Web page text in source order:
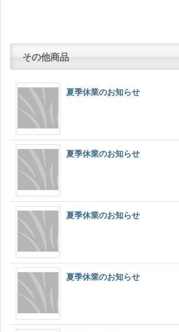
その他商品
夏季休業のお知らせ
夏季休業のお知らせ
夏季休業のお知らせ
夏季休業のお知らせ